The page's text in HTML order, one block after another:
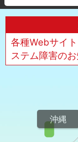
各種Webサイ
ステム障害の
沖縄